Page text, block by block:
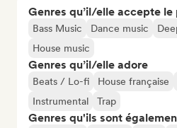
Genres qu’il/elle accepte le
Bass Music Dance music
House music
Genres qu’il/elle adore
Beats / Lo-fi House française
Instrumental
Trap
Genres qu'ils sont